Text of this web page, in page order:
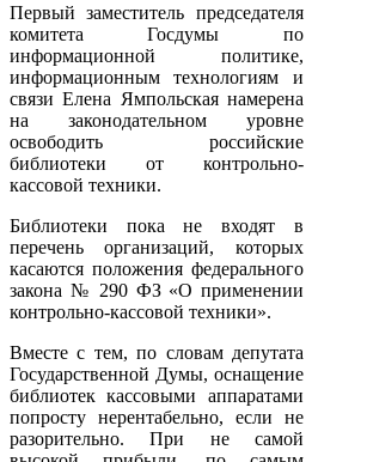
Первый заместитель председателя
комитета Госдумы по
информационной политике,
информационным технологиям и
связи Елена Ямпольская намерена
на законодательном уровне
освободить российские
библиотеки от контрольно-
кассовой техники.
Библиотеки пока не входят в
перечень организаций, которых
касаются положения федерального
закона № 290 ФЗ «О применении
контрольно-кассовой техники».
Вместе с тем, по словам депутата
Государственной Думы, оснащение
библиотек кассовыми аппаратами
попросту нерентабельно, если не
разорительно. При не самой